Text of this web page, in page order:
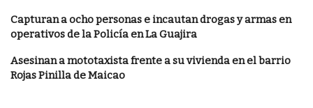
Capturan a ocho personas e incautan drogas y armas en
operativos de la Policía en La Guajira
Asesinan a mototaxista frente a su vivienda en el barrio
Rojas Pinilla de Maicao